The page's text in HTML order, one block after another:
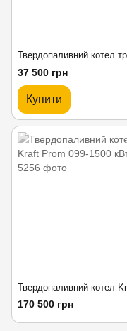
37 500 грн
Купити
170 500 грн